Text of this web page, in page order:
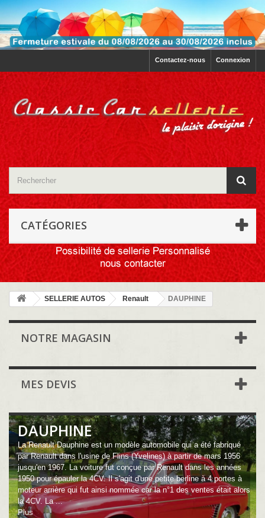
Connexion
Contactez-nous
CATÉGORIES
SELLERIE AUTOS Renault DAUPHINE
NOTRE MAGASIN
MES DEVIS
DAUPHINE
La Renault Dauphine est un modèle automobile qui a été fabriqué
par Renault dans l'usine de Flins (Yvelines) à partir de mars 1956
jusqu'en 1967. La voiture fut conçue par Renault dans les années
1950 pour épauler la 4CV. Il s'agit d'une petite berline à 4 portes à
moteur arrière qui fut ainsi nommée car la n°1 des ventes était alors
la 4CV. La ...
Plus